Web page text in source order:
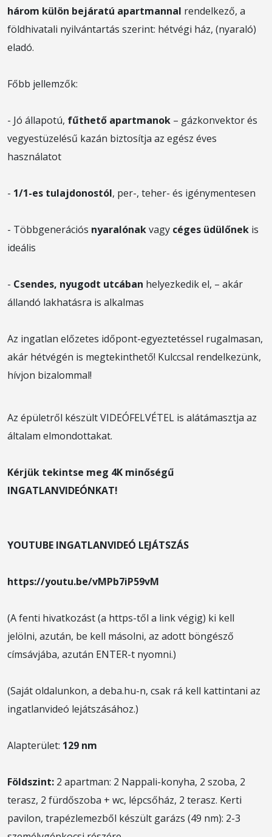
három külön bejáratú apartmannal rendelkező, a
földhivatali nyilvántartás szerint: hétvégi ház, (nyaraló)
eladó.
Főbb jellemzők:
- Jó állapotú, fűthető apartmanok – gázkonvektor és
vegyestüzelésű kazán biztosítja az egész éves
használatot
- 1/1-es tulajdonostól, per-, teher- és igénymentesen
- Többgenerációs nyaralónakvagy céges üdülőnek is
ideális
- Csendes, nyugodt utcában helyezkedik el, – akár
állandó lakhatásra is alkalmas
Az ingatlan előzetes időpont-egyeztetéssel rugalmasan,
akár hétvégén is megtekinthető! Kulccsal rendelkezünk,
hívjon bizalommal!
Az épületről készült VIDEÓFELVÉTEL is alátámasztja az
általam elmondottakat.
Kérjük tekintse meg 4K minőségű
INGATLANVIDEÓNKAT!
YOUTUBE INGATLANVIDEÓ LEJÁTSZÁS
https://youtu.be/vMPb7iP59vM
(A fenti hivatkozást (a https-től a link végig) ki kell
jelölni, azután, be kell másolni, az adott böngésző
címsávjába, azután ENTER-t nyomni.)
(Saját oldalunkon, a deba.hu-n, csak rá kell kattintani az
ingatlanvideó lejátszásához.)
Alapterület: 129 nm
Földszint: 2 apartman: 2 Nappali-konyha, 2 szoba, 2
terasz, 2 fürdőszoba + wc, lépcsőház, 2 terasz. Kerti
pavilon, trapézlemezből készült garázs (49 nm): 2-3